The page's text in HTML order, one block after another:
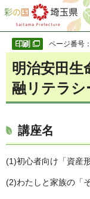
彩の国 埼玉県
ページ番号
明治安田生
融リテラシ
講座名
(1)初心者向け「資産
(2)わたしと家族の「